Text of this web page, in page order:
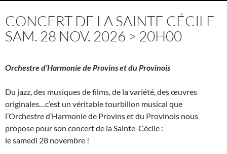
CONCERT DE LA SAINTE CÉCILE
SAM. 28 NOV. 2026 > 20H00
Orchestre d’Harmonie de Provins et du Provinois
Du jazz, des musiques de films, de la variété, des œuvres
originales…c’est un véritable tourbillon musical que
l’Orchestre d’Harmonie de Provins et du Provinois nous
propose pour son concert de la Sainte-Cécile :
le samedi 28 novembre !